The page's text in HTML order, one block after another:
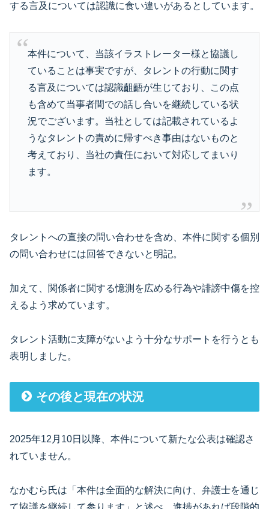
する言及については認識に食い違いがあるとしています。
本件について、当該イラストレーター様と協議し
ていることは事実ですが、タレントの行動に関す
る言及については認識齟齬が生じており、この点
も含めて当事者間での話し合いを継続している状
況でございます。当社としては記載されているよ
うなタレントの責めに帰すべき事由はないものと
考えており、当社の責任において対応してまいり
ます。
タレントへの直接の問い合わせを含め、本件に関する個別
の問い合わせには回答できないと明記。
加えて、関係者に関する憶測を広める行為や誹謗中傷を控
えるよう求めています。
タレント活動に支障がないよう十分なサポートを行うとも
表明しました。
その後と現在の状況
2025年12月10日以降、本件について新たな公表は確認さ
れていません。
なかむら氏は「本件は全面的な解決に向け、弁護士を通じ
て協議を継続して参ります」と述べ、進捗があれば段階的